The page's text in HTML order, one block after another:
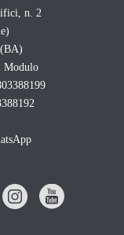
n. 2
Modulo